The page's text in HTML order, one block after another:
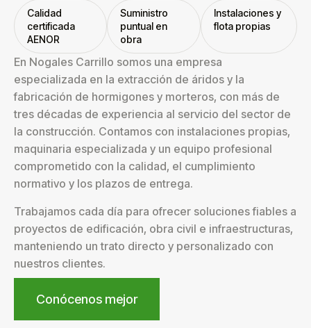
Calidad
certificada
AENOR
Suministro
puntual en
obra
Instalaciones y
flota propias
En Nogales Carrillo somos una empresa
especializada en la extracción de áridos y la
fabricación de hormigones y morteros, con más de
tres décadas de experiencia al servicio del sector de
la construcción. Contamos con instalaciones propias,
maquinaria especializada y un equipo profesional
comprometido con la calidad, el cumplimiento
normativo y los plazos de entrega.
Trabajamos cada día para ofrecer soluciones fiables a
proyectos de edificación, obra civil e infraestructuras,
manteniendo un trato directo y personalizado con
nuestros clientes.
Conócenos mejor